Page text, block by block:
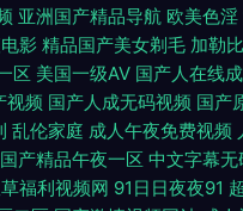
网站 日韩专区第一页在线 亚洲色图
欧美成人另类综合 玖玖玖成人 国
人国产免费 AV男人 深夜电影 伊人
福利导航 AV免费观 日本人妻一区
亚洲国产精品导航 欧美色淫
影 精品国产美女剃毛 加勒
区 美国一级AV 国产人在线
视频 国产人成无码视频 国产
乱伦家庭 成人午夜免费视频
国产精品午夜一区 中文字幕无
福利视频网 91日日夜夜91